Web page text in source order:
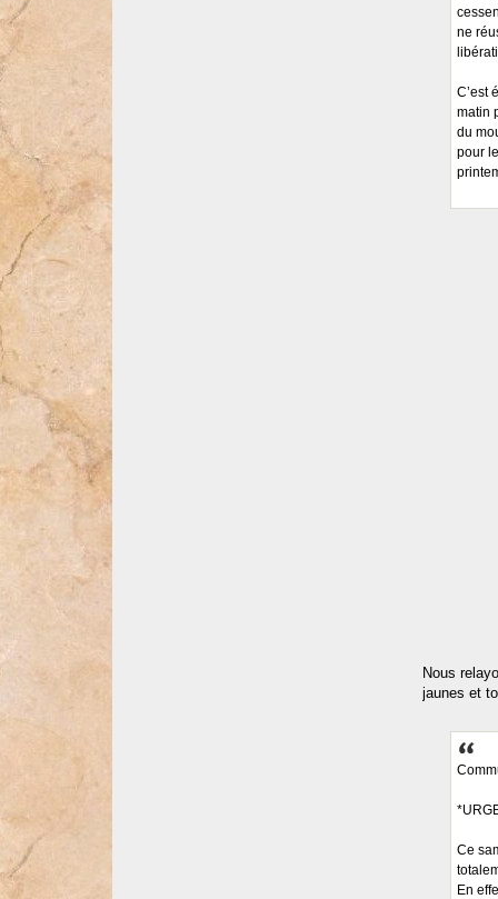
ne
C’est
matin
du
pour
Nous
jaunes et
Ce
En